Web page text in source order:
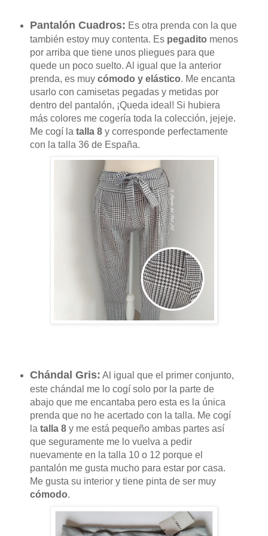
Pantalón Cuadros: Es otra prenda con la que
también estoy muy contenta. Espegadito menos
por arriba que tiene unos pliegues para que
quede un poco suelto. Al igual que la anterior
prenda, es muy cómodo y elástico. Me encanta
usarlo con camisetas pegadas y metidas por
dentro del pantalón, ¡Queda ideal! Si hubiera
más colores me cogería toda la colección, jejeje.
Me cogí la talla 8y corresponde perfectamente
con la talla 36 de España.
Chándal Gris: Al igual que el primer conjunto,
este chándal me lo cogí solo por la parte de
abajo que me encantaba pero esta es la única
prenda que no he acertado con la talla. Me cogí
la talla 8y me está pequeño ambas partes así
que seguramente me lo vuelva a pedir
nuevamente en la talla 10 o 12 porque el
pantalón me gusta mucho para estar por casa.
Me gusta su interior y tiene pinta de ser muy
cómodo.